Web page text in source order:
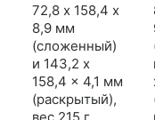
72,8 х 158,4 х
8,9 мм
(сложенный)
и 143,2 x
158,4 x 4,1 мм
(раскрытый),